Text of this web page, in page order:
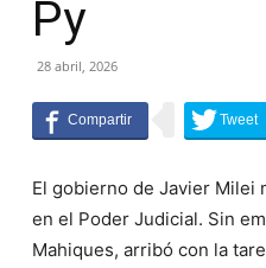
Py
28 abril, 2026
El gobierno de Javier Milei
en el Poder Judicial. Sin
Mahiques, arribó con la